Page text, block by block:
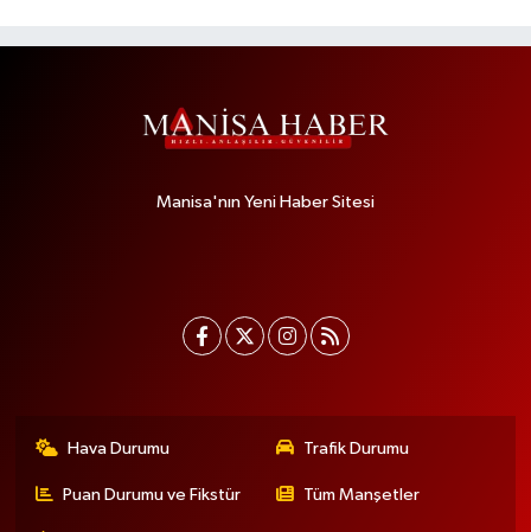
Manisa'nın Yeni Haber Sitesi
Hava Durumu Trafik Durumu
Puan Durumu ve Fikstür Tüm Manşetler